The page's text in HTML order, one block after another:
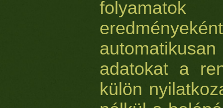
adatokat a
külön